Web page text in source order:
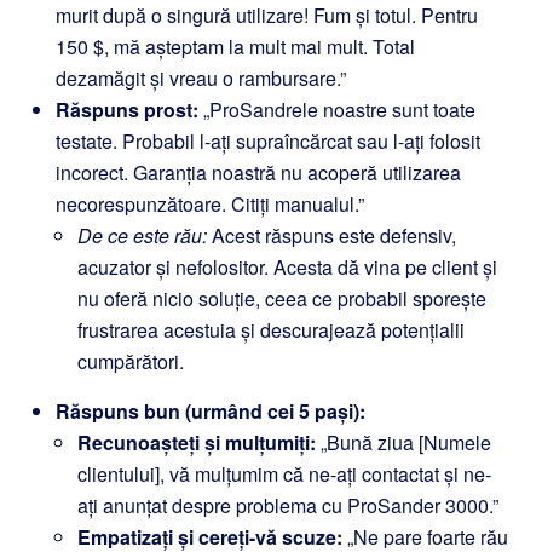
murit după o singură utilizare! Fum și totul. Pentru
150 $, mă așteptam la mult mai mult. Total
dezamăgit și vreau o rambursare.”
Răspuns prost: „ProSandrele noastre sunt toate
testate. Probabil l-ați supraîncărcat sau l-ați folosit
incorect. Garanția noastră nu acoperă utilizarea
necorespunzătoare. Citiți manualul.”
De ce este rău:Acest răspuns este defensiv,
acuzator și nefolositor. Acesta dă vina pe client și
nu oferă nicio soluție, ceea ce probabil sporește
frustrarea acestuia și descurajează potențialii
cumpărători.
Răspuns bun (urmând cei 5 pași):
Recunoașteți și mulțumiți: „Bună ziua [Numele
clientului], vă mulțumim că ne-ați contactat și ne-
ați anunțat despre problema cu ProSander 3000.”
Empatizați și cereți-vă scuze: „Ne pare foarte rău